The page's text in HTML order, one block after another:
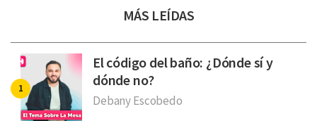
MÁS LEÍDAS
El código del baño: ¿Dónde sí y
dónde no?
Debany Escobedo